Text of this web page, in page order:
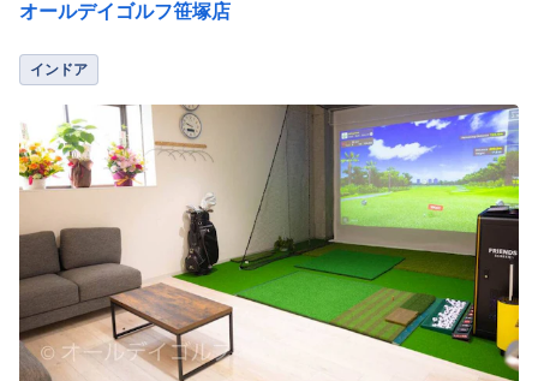
オールデイゴルフ笹塚店
インドア